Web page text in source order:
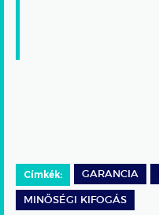
Címkék: GARANCIA
MINŐSÉGI KIFOGÁS